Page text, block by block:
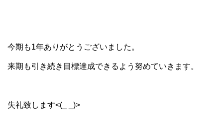
今期も1年ありがとうございました。
来期も引き続き目標達成できるよう努めていきます。
失礼致します<(_ _)>